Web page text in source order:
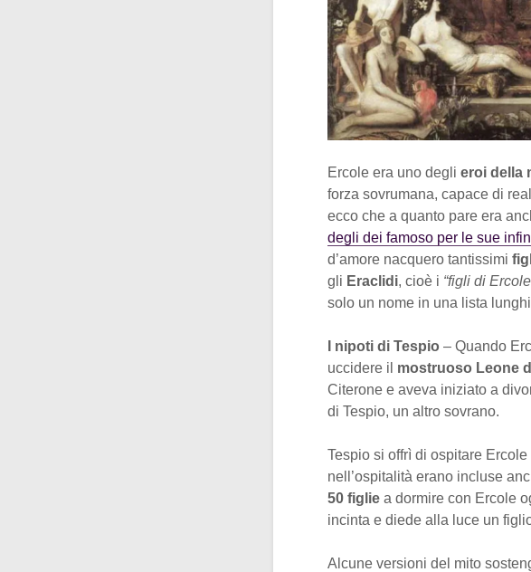
Ercole era uno degli eroi della
forza sovrumana, capace di
ecco che a quanto pare era
degli dei famoso per le sue
d’amore nacquero tantissimi
gli Eraclidi, cioè i “figli di
solo un nome in una lista
I nipoti di Tespio – Quando
uccidere il mostruoso Leone
Citerone e aveva iniziato a
di Tespio, un altro sovrano.
Tespio si offrì di ospitare
nell’ospitalità erano incluse
50 figlie a dormire con Ercole
incinta e diede alla luce un
Alcune versioni del mito